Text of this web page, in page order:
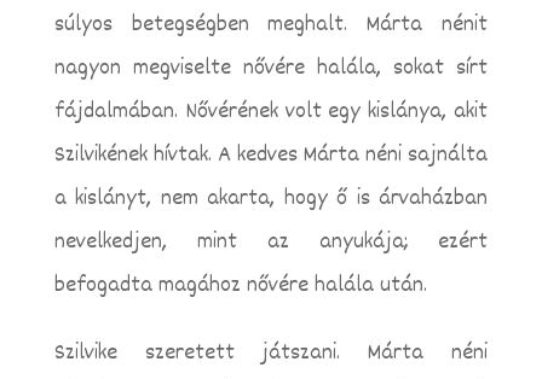
súlyos betegségben meghalt. Márta nénit
nagyon megviselte nővére halála, sokat sírt
fájdalmában. Nővérének volt egy kislánya, akit
Szilvikének hívtak. A kedves Márta néni sajnálta
a kislányt, nem akarta, hogy ő is árvaházban
nevelkedjen, mint az anyukája; ezért
befogadta magához nővére halála után.
Szilvike szeretett játszani. Márta néni